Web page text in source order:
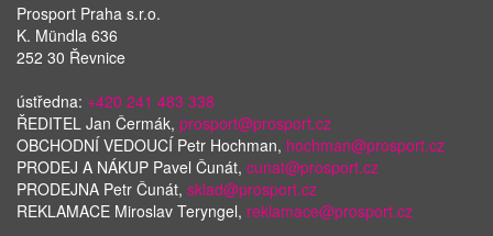
Prosport Praha s.r.o.
K. Mündla 636
252 30 Řevnice
ústředna: +420 241 483 338
ŘEDITEL Jan Čermák, prosport@prosport.cz
OBCHODNÍ VEDOUCÍ Petr Hochman, hochman@prosport.cz
PRODEJ A NÁKUP Pavel Čunát, cunat@prosport.cz
PRODEJNA Petr Čunát, sklad@prosport.cz
REKLAMACE Miroslav Teryngel, reklamace@prosport.cz